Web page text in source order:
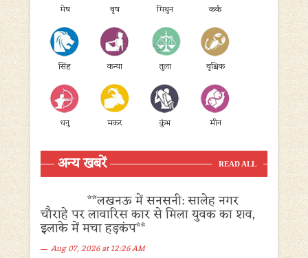
मेष वृष मिथुन कर्क
सिंह कन्या तुला वृश्चिक
धनु मकर कुंभ मीन
अन्य खबरें READ ALL
**लखनऊ में सनसनी: सालेह नगर
चौराहे पर लावारिस कार से मिला युवक का शव,
इलाके में मचा हड़कंप**
Aug 07, 2026 at 12:26 AM